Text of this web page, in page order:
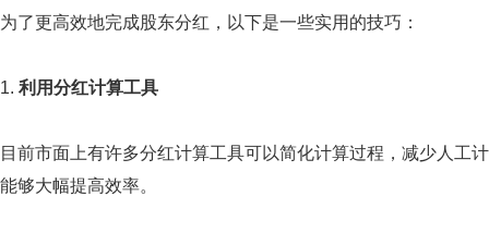
为了更高效地完成股东分红，以下是一些实用的技巧：
1. 利用分红计算工具
目前市面上有许多分红计算工具可以简化计算过程，减少人工
能够大幅提高效率。